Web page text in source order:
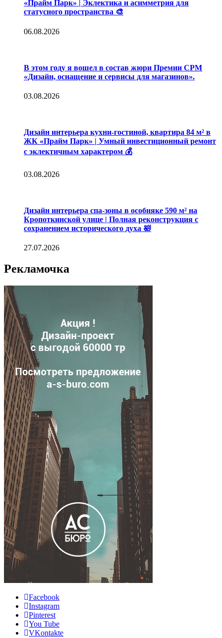
«Прайм Парк» | Эклектика и асимметрия для
статусного пространства 🎨
06.08.2026
В этом году я вошел в состав жюри Премии CPM
«Дизайн, оснащение и сервисы для магазинов».
03.08.2026
Дизайн интерьера кухни-гостиной, квартира 84 м² в
ЖК «Прайм Парк» | Умный инвестиционный ремонт
с эклектичным характером 💰
03.08.2026
Дизайн интерьера спа-зоны в особняке 590 м² на
Кропоткинской улице | Полная реконструкция с
сохранением исторического духа 🛀
27.07.2026
Рекламочка
Facebook
Instagram
Pinterest
You Tube
VKontakte